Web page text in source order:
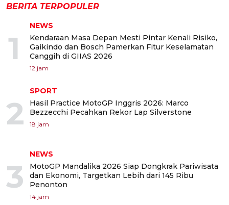
BERITA TERPOPULER
1
NEWS
Kendaraan Masa Depan Mesti Pintar Kenali Risiko,
Gaikindo dan Bosch Pamerkan Fitur Keselamatan
Canggih di GIIAS 2026
12 jam
2
SPORT
Hasil Practice MotoGP Inggris 2026: Marco
Bezzecchi Pecahkan Rekor Lap Silverstone
18 jam
3
NEWS
MotoGP Mandalika 2026 Siap Dongkrak Pariwisata
dan Ekonomi, Targetkan Lebih dari 145 Ribu
Penonton
14 jam